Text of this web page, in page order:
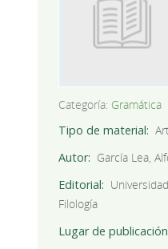
Categoría: Gramática
Tipo de material
Autor
García Lea,
Editorial
Filología
Lugar de publicación